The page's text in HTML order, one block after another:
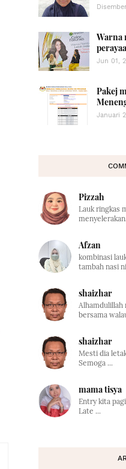
Warna
Jun 01,
Pakej
Januari
Pizzah
Lauk ringkas
Afzan
kombinasi
tambah nasi
shaizhar
Alhamdulillah
bersama
shaizhar
Mesti dia
Semoga ...
mama tisya
Entry kita
Late ...